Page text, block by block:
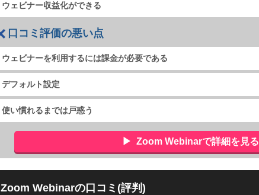
ウェビナー収益化ができる
口コミ評価の悪い点
ウェビナーを利用するには課金が必要である
デフォルト設定
使い慣れるまでは戸惑う
Zoom Webinarで詳細を見る
Zoom Webinarの口コミ(評判)